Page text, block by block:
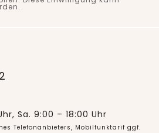
Sa. 9:00 – 18:00 Uhr
Telefonanbieters, Mobilfunktarif ggf.